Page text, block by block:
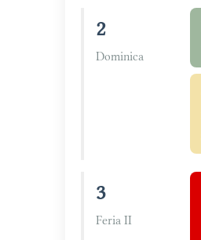
2
Dominica
3
Feria II